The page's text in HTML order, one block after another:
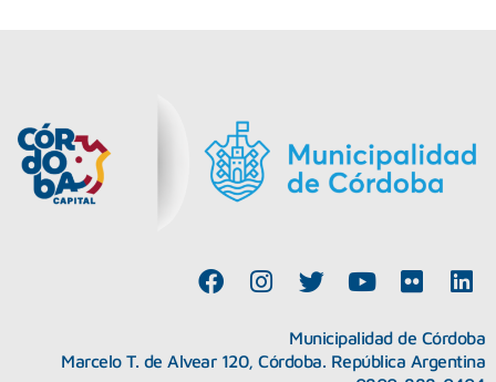
F
a
b
I
n
a
T
w
t
t
Y
o
t
u
F
l
c
k
L
i
k
e
Municipalidad de Córdoba
Marcelo T. de Alvear 120, Córdoba. República Argentina